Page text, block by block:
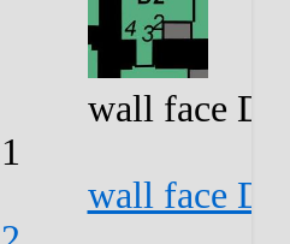
wall face
1
wall face